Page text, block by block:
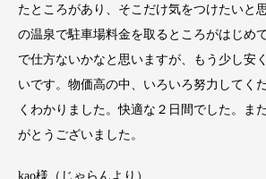
たところがあり、そこだけ気をつけたいと
の温泉で駐車場料金を取るところがはじめ
で仕方ないかなと思いますが、もう少し安
いです。物価高の中、いろいろ努力してく
くわかりました。快適な２日間でした。ま
がとうございました。
kao様（じゃらんより）